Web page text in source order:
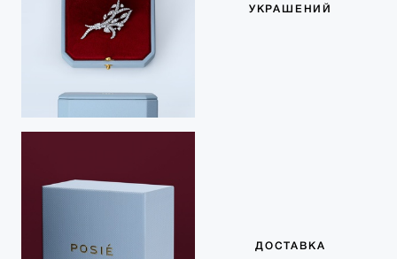
УКРАШЕНИЙ
ДОСТАВКА